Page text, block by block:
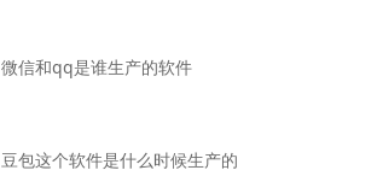
微信和qq是谁生产的软件
豆包这个软件是什么时候生产的